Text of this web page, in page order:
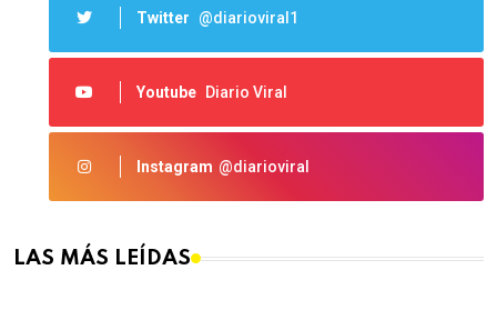
Twitter @diarioviral1
Youtube Diario Viral
Instagram @diarioviral
LAS MÁS LEÍDAS